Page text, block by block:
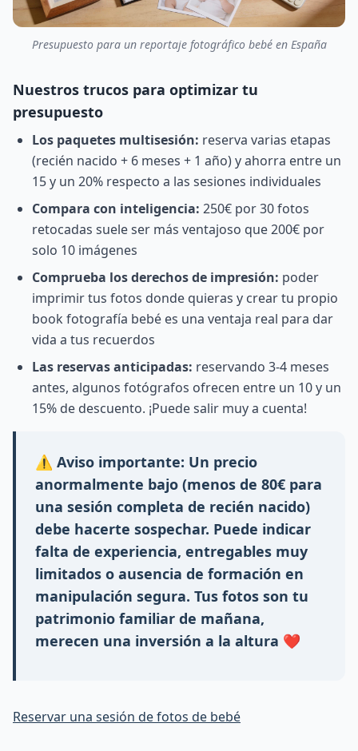
Presupuesto para un reportaje fotográfico bebé en España
Nuestros trucos para optimizar tu
presupuesto
Los paquetes multisesión: reserva varias etapas
(recién nacido + 6 meses + 1 año) y ahorra entre un
15 y un 20% respecto a las sesiones individuales
Compara con inteligencia: 250€ por 30 fotos
retocadas suele ser más ventajoso que 200€ por
solo 10 imágenes
Comprueba los derechos de impresión: poder
imprimir tus fotos donde quieras y crear tu propio
book fotografía bebé es una ventaja real para dar
vida a tus recuerdos
Las reservas anticipadas: reservando 3-4 meses
antes, algunos fotógrafos ofrecen entre un 10 y un
15% de descuento. ¡Puede salir muy a cuenta!
⚠️ Aviso importante: Un precio
anormalmente bajo (menos de 80€ para
una sesión completa de recién nacido)
debe hacerte sospechar. Puede indicar
falta de experiencia, entregables muy
limitados o ausencia de formación en
manipulación segura. Tus fotos son tu
patrimonio familiar de mañana,
merecen una inversión a la altura ❤️
Reservar una sesión de fotos de bebé